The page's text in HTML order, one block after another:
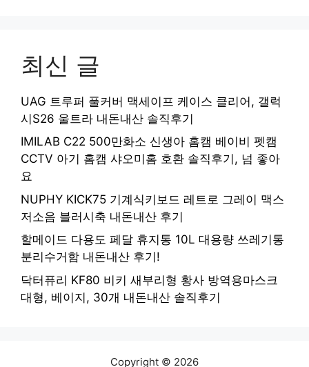
최신 글
UAG 트루퍼 풀커버 맥세이프 케이스 클리어, 갤럭
시S26 울트라 내돈내산 솔직후기
IMILAB C22 500만화소 신생아 홈캠 베이비 펫캠
CCTV 아기 홈캠 샤오미홈 호환 솔직후기, 넘 좋아
요
NUPHY KICK75 기계식키보드 레트로 그레이 맥스
저소음 블러시축 내돈내산 후기
할메이드 다용도 페달 휴지통 10L 대용량 쓰레기통
분리수거함 내돈내산 후기!
닥터퓨리 KF80 비키 새부리형 황사 방역용마스크
대형, 베이지, 30개 내돈내산 솔직후기
Copyright © 2026